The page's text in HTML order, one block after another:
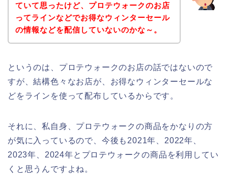
ていて思ったけど、プロテウォークのお店
ってラインなどでお得なウィンターセール
の情報などを配信していないのかな～。
というのは、プロテウォークのお店の話ではないので
すが、結構色々なお店が、お得なウィンターセールな
どをラインを使って配布しているからです。
それに、私自身、プロテウォークの商品をかなりの方
が気に入っているので、今後も2021年、2022年、
2023年、2024年とプロテウォークの商品を利用してい
くと思うんですよね。